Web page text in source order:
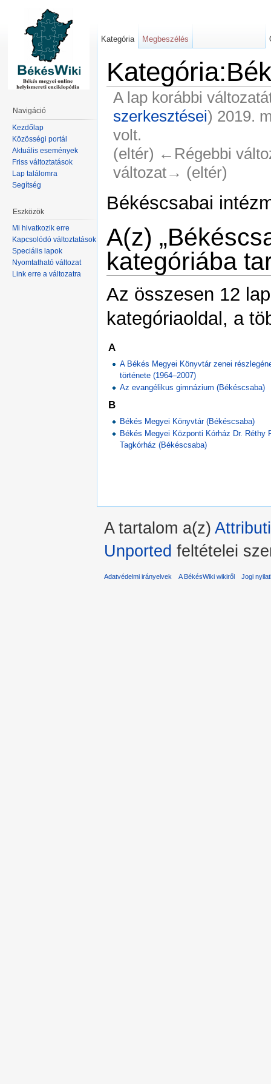
A lap korábbi
szerkesztései) 2019.
volt.
(eltér) ←Régebbi
változat→ (eltér)
Békéscsabai
A(z)
kategóriába
Az összesen 12
kategóriaoldal, a
A
A Békés Megyei Könyvtár zenei
története (1964–2007)
Az evangélikus gimnázium (Békéscsaba)
B
Békés Megyei Könyvtár (Békéscsaba)
Békés Megyei Központi Kórház Dr. Réthy
Tagkórház (Békéscsaba)
Kategória Megbeszélés
Navigáció
Kezdőlap
Közösségi portál
Aktuális események
Friss változtatások
Lap találomra
Segítség
Eszközök
Mi hivatkozik erre
Kapcsolódó változtatások
Speciális lapok
Nyomtatható változat
Link erre a változatra
A tartalom a(z)
Unported feltételei
Adatvédelmi irányelvek A BékésWiki wikiről Jogi